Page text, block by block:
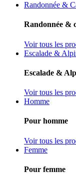
Randonnée &
Randonnée &
Voir tous les
Escalade &
Escalade &
Voir tous les
Homme
Pour homme
Voir tous les
Femme
Pour femme